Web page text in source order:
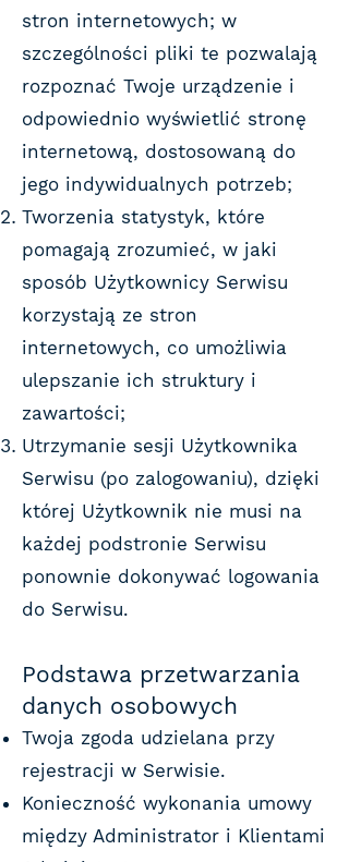
stron internetowych; w
szczególności pliki te pozwalają
rozpoznać Twoje urządzenie i
odpowiednio wyświetlić stronę
internetową, dostosowaną do
jego indywidualnych potrzeb;
Tworzenia statystyk, które
pomagają zrozumieć, w jaki
sposób Użytkownicy Serwisu
korzystają ze stron
internetowych, co umożliwia
ulepszanie ich struktury i
zawartości;
Utrzymanie sesji Użytkownika
Serwisu (po zalogowaniu), dzięki
której Użytkownik nie musi na
każdej podstronie Serwisu
ponownie dokonywać logowania
do Serwisu.
Podstawa przetwarzania
danych osobowych
Twoja zgoda udzielana przy
rejestracji w Serwisie.
Konieczność wykonania umowy
między Administrator i Klientami